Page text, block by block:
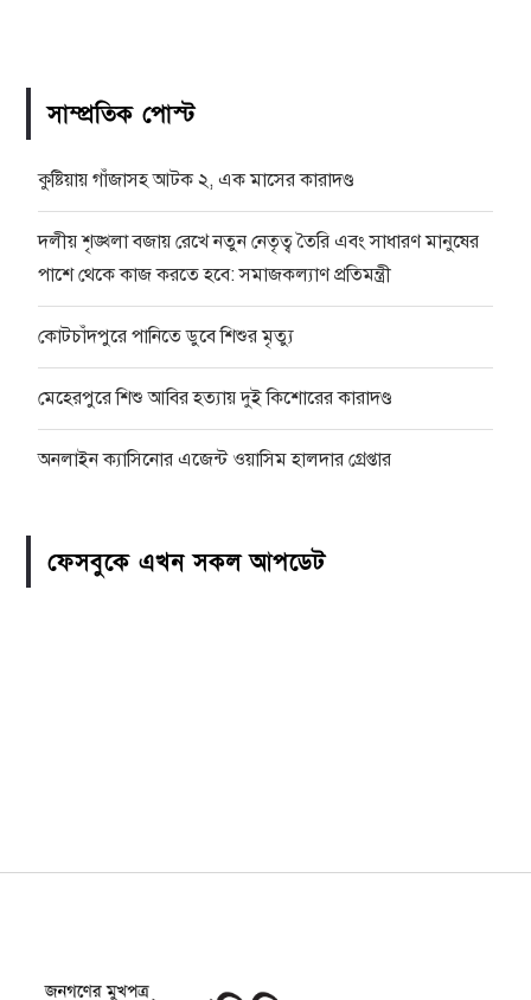
সাম্প্রতিক পোস্ট
কুষ্টিয়ায় গাঁজাসহ আটক ২, এক মাসের কারাদণ্ড
দলীয় শৃঙ্খলা বজায় রেখে নতুন নেতৃত্ব তৈরি এবং সাধারণ মানুষের
পাশে থেকে কাজ করতে হবে: সমাজকল্যাণ প্রতিমন্ত্রী
কোটচাঁদপুরে পানিতে ডুবে শিশুর মৃত্যু
মেহেরপুরে শিশু আবির হত্যায় দুই কিশোরের কারাদণ্ড
অনলাইন ক্যাসিনোর এজেন্ট ওয়াসিম হালদার গ্রেপ্তার
ফেসবুকে এখন সকল আপডেট